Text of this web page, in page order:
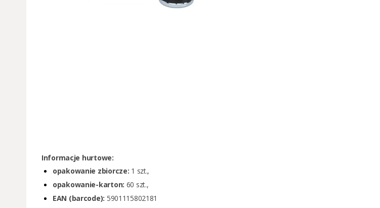
Informacje hurtowe:
opakowanie zbiorcze: 1 szt.,
opakowanie-karton: 60 szt.,
EAN (barcode): 5901115802181